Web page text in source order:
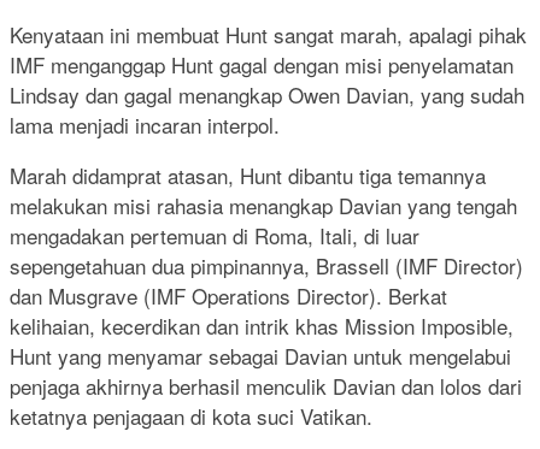
Kenyataan ini membuat Hunt sangat marah, apalagi pihak
IMF menganggap Hunt gagal dengan misi penyelamatan
Lindsay dan gagal menangkap Owen Davian, yang sudah
lama menjadi incaran interpol.
Marah didamprat atasan, Hunt dibantu tiga temannya
melakukan misi rahasia menangkap Davian yang tengah
mengadakan pertemuan di Roma, Itali, di luar
sepengetahuan dua pimpinannya, Brassell (IMF Director)
dan Musgrave (IMF Operations Director). Berkat
kelihaian, kecerdikan dan intrik khas Mission Imposible,
Hunt yang menyamar sebagai Davian untuk mengelabui
penjaga akhirnya berhasil menculik Davian dan lolos dari
ketatnya penjagaan di kota suci Vatikan.